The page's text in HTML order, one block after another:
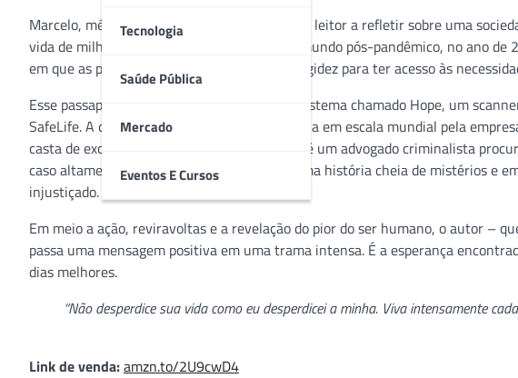
Tecnologia
Saúde Pública
Mercado
Eventos E Cursos
Marcelo, médico e gestor em saúde, convida o leitor a refletir sobre uma
vida de milhões de pessoas. Ele apresenta o mundo pós-pandêmico, no ano
em que as pessoas precisarão comprovar a higidez para ter acesso às
Esse passaporte para “viver” é dado por um sistema chamado Hope, um
SafeLife. A detenção exclusiva desta tecnologia em escala mundial pela
casta de excluídos sanitários. O protagonista é um advogado criminalista
caso altamente sigiloso. Ele se envolve em uma história cheia de mistérios e
injustiçado.
Em meio a ação, reviravoltas e a revelação do pior do ser humano, o autor –
passa uma mensagem positiva em uma trama intensa. É a esperança
dias melhores.
“Não desperdice sua vida como eu desperdicei a minha. Viva intensamente
Link de venda:amzn.to/2U9cwD4